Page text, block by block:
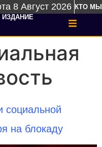
8 Август 2026 КТО МЫ
ИЗДАНИЕ
социальной
на блокаду